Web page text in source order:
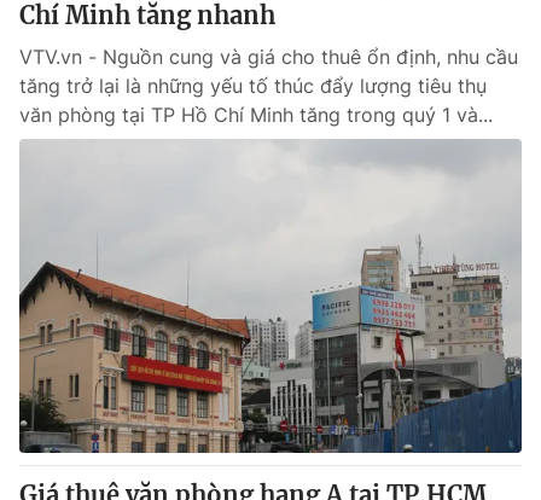
® Cấm sao chép dưới mọi hình thức nếu không có sự chấp
thuận bằng văn bản. Ghi rõ nguồn VTV.vn khi phát hành lại
thông tin từ website này.
Chí Minh tăng nhanh
VTV.vn - Nguồn cung và giá cho thuê ổn định, nhu cầu
tăng trở lại là những yếu tố thúc đẩy lượng tiêu thụ
văn phòng tại TP Hồ Chí Minh tăng trong quý 1 và...